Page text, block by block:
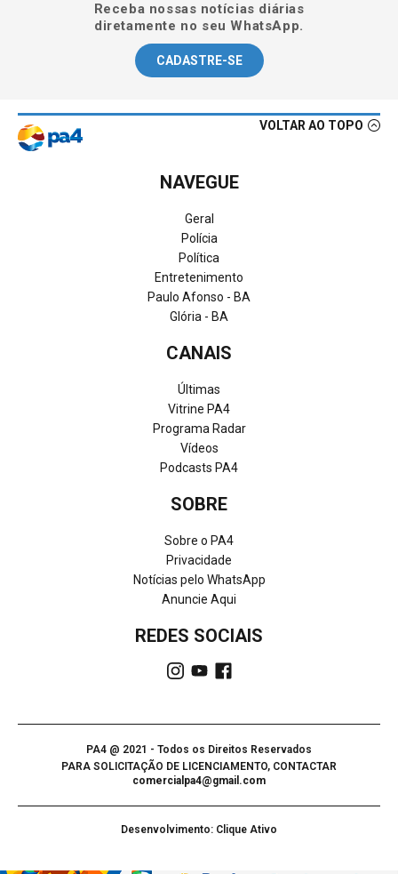
Receba nossas notícias diárias
diretamente no seu WhatsApp.
CADASTRE-SE
VOLTAR AO TOPO
NAVEGUE
Geral
Polícia
Política
Entretenimento
Paulo Afonso - BA
Glória - BA
CANAIS
Últimas
Vitrine PA4
Programa Radar
Vídeos
Podcasts PA4
SOBRE
Sobre o PA4
Privacidade
Notícias pelo WhatsApp
Anuncie Aqui
REDES SOCIAIS
PA4 @ 2021 - Todos os Direitos Reservados
PARA SOLICITAÇÃO DE LICENCIAMENTO, CONTACTAR
comercialpa4@gmail.com
Desenvolvimento: Clique Ativo